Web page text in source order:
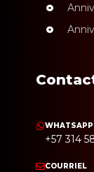
WHATSAPP
+57 314
COURRIEL